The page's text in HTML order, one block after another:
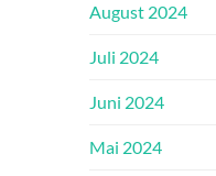
August 2024
Juli 2024
Juni 2024
Mai 2024